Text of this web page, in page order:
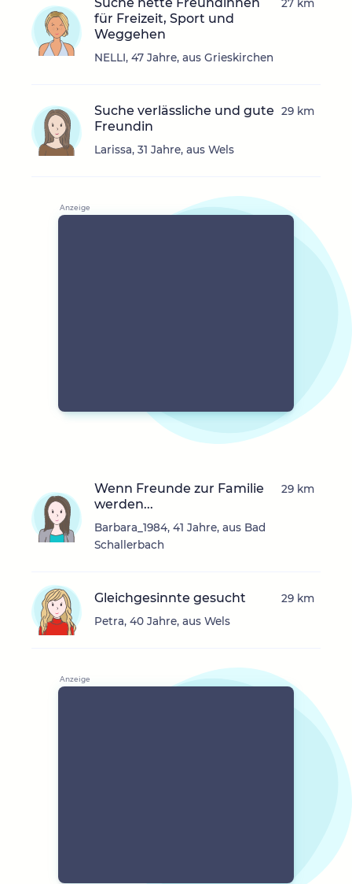
für Freizeit, Sport und
Weggehen
NELLI, 47 Jahre, aus Grieskirchen
27 km
Suche verlässliche und gute
Freundin
Larissa, 31 Jahre, aus Wels
29 km
Wenn Freunde zur Familie
werden...
Barbara_1984, 41 Jahre, aus Bad
Schallerbach
29 km
Gleichgesinnte gesucht
Petra, 40 Jahre, aus Wels
29 km